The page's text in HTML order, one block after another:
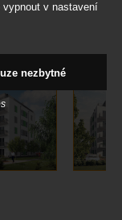
v nastavení
nezbytné